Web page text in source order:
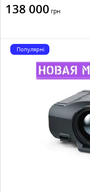
138 000 грн
Популярні